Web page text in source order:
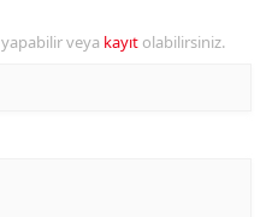
yapabilir veya kayıt olabilirsiniz.